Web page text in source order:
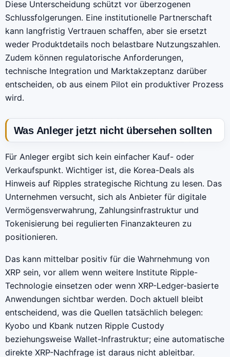
Diese Unterscheidung schützt vor überzogenen
Schlussfolgerungen. Eine institutionelle Partnerschaft
kann langfristig Vertrauen schaffen, aber sie ersetzt
weder Produktdetails noch belastbare Nutzungszahlen.
Zudem können regulatorische Anforderungen,
technische Integration und Marktakzeptanz darüber
entscheiden, ob aus einem Pilot ein produktiver Prozess
wird.
Was Anleger jetzt nicht übersehen sollten
Für Anleger ergibt sich kein einfacher Kauf- oder
Verkaufspunkt. Wichtiger ist, die Korea-Deals als
Hinweis auf Ripples strategische Richtung zu lesen. Das
Unternehmen versucht, sich als Anbieter für digitale
Vermögensverwahrung, Zahlungsinfrastruktur und
Tokenisierung bei regulierten Finanzakteuren zu
positionieren.
Das kann mittelbar positiv für die Wahrnehmung von
XRP sein, vor allem wenn weitere Institute Ripple-
Technologie einsetzen oder wenn XRP-Ledger-basierte
Anwendungen sichtbar werden. Doch aktuell bleibt
entscheidend, was die Quellen tatsächlich belegen:
Kyobo und Kbank nutzen Ripple Custody
beziehungsweise Wallet-Infrastruktur; eine automatische
direkte XRP-Nachfrage ist daraus nicht ableitbar.